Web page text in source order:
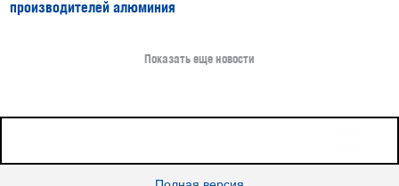
производителей алюминия
Показать еще новости